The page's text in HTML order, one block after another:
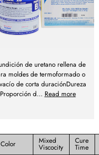
de uretano rellena de
moldes de termoformado o
de corta duraciónDureza
d... Read more
Color Mixed
Viscocity
Cure
Time